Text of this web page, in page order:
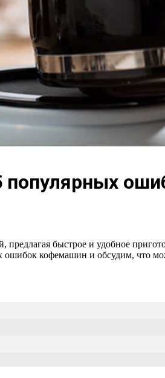
быстрое и удобное
кофемашин и обсудим, что